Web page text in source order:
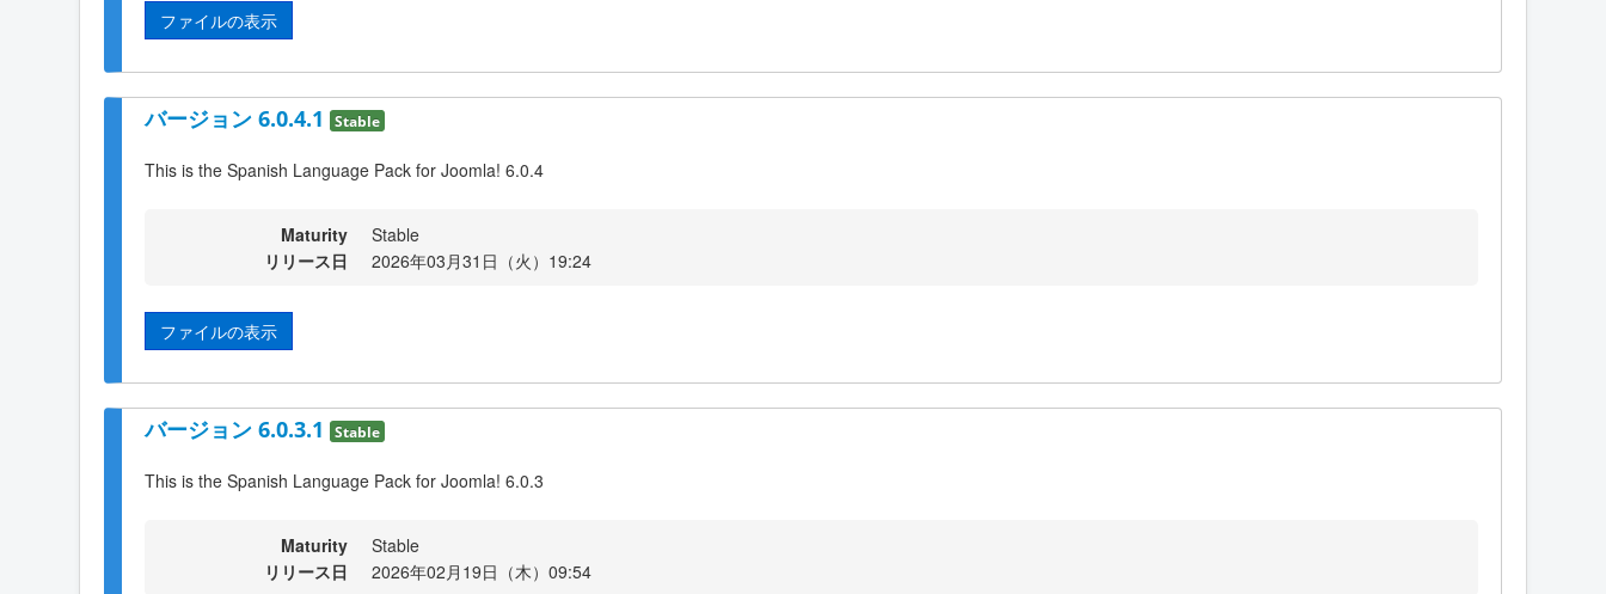
ファイルの表示
バージョン 6.0.4.1 Stable
This is the Spanish Language Pack for Joomla! 6.0.4
Maturity
Stable
リリース日
2026年03月31日（火）19:24
ファイルの表示
バージョン 6.0.3.1 Stable
This is the Spanish Language Pack for Joomla! 6.0.3
Maturity
Stable
リリース日
2026年02月19日（木）09:54